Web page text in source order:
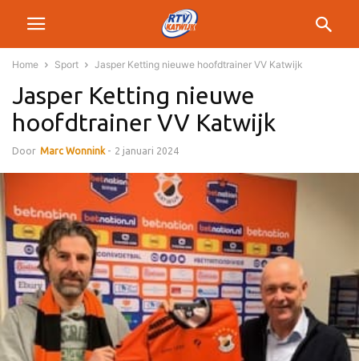
Home Sport Jasper Ketting nieuwe hoofdtrainer VV Katwijk
Jasper Ketting nieuwe
hoofdtrainer VV Katwijk
Door Marc Wonnink - 2 januari 2024